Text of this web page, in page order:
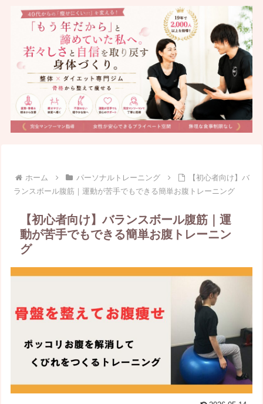
ホーム パーソナルトレーニング
【初心者向け】バ
ランスボール腹筋｜運動が苦手でもできる簡単お腹トレーニング
【初心者向け】バランスボール腹筋｜運
動が苦手でもできる簡単お腹トレーニン
グ